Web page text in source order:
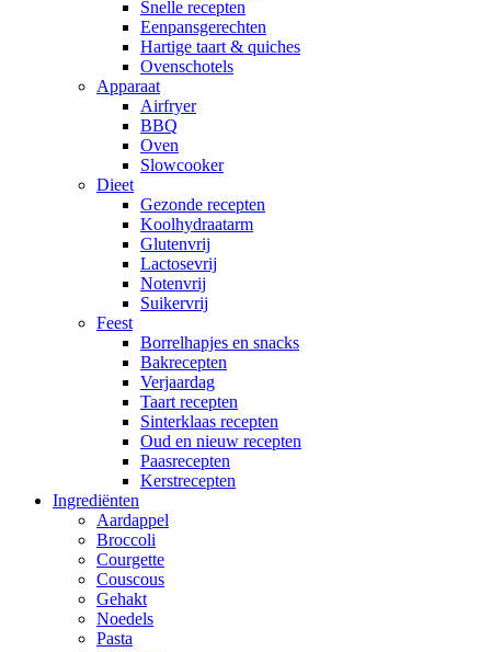
Snelle recepten
Eenpansgerechten
Hartige taart & quiches
Ovenschotels
Apparaat
Airfryer
BBQ
Oven
Slowcooker
Dieet
Gezonde recepten
Koolhydraatarm
Glutenvrij
Lactosevrij
Notenvrij
Suikervrij
Feest
Borrelhapjes en snacks
Bakrecepten
Verjaardag
Taart recepten
Sinterklaas recepten
Oud en nieuw recepten
Paasrecepten
Kerstrecepten
Ingrediënten
Aardappel
Broccoli
Courgette
Couscous
Gehakt
Noedels
Pasta